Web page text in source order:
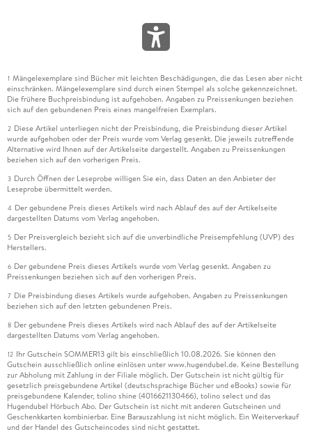
1 Mängelexemplare sind Bücher mit leichten Beschädigungen, die das Lesen aber nicht
einschränken. Mängelexemplare sind durch einen Stempel als solche gekennzeichnet.
Die frühere Buchpreisbindung ist aufgehoben. Angaben zu Preissenkungen beziehen
sich auf den gebundenen Preis eines mangelfreien Exemplars.
2 Diese Artikel unterliegen nicht der Preisbindung, die Preisbindung dieser Artikel
wurde aufgehoben oder der Preis wurde vom Verlag gesenkt. Die jeweils zutreffende
Alternative wird Ihnen auf der Artikelseite dargestellt. Angaben zu Preissenkungen
beziehen sich auf den vorherigen Preis.
3 Durch Öffnen der Leseprobe willigen Sie ein, dass Daten an den Anbieter der
Leseprobe übermittelt werden.
4 Der gebundene Preis dieses Artikels wird nach Ablauf des auf der Artikelseite
dargestellten Datums vom Verlag angehoben.
5 Der Preisvergleich bezieht sich auf die unverbindliche Preisempfehlung (UVP) des
Herstellers.
6 Der gebundene Preis dieses Artikels wurde vom Verlag gesenkt. Angaben zu
Preissenkungen beziehen sich auf den vorherigen Preis.
7 Die Preisbindung dieses Artikels wurde aufgehoben. Angaben zu Preissenkungen
beziehen sich auf den letzten gebundenen Preis.
8 Der gebundene Preis dieses Artikels wird nach Ablauf des auf der Artikelseite
dargestellten Datums vom Verlag angehoben.
12 Ihr Gutschein SOMMER13 gilt bis einschließlich 10.08.2026. Sie können den
Gutschein ausschließlich online einlösen unter www.hugendubel.de. Keine Bestellung
zur Abholung mit Zahlung in der Filiale möglich. Der Gutschein ist nicht gültig für
gesetzlich preisgebundene Artikel (deutschsprachige Bücher und eBooks) sowie für
preisgebundene Kalender, tolino shine (4016621130466), tolino select und das
Hugendubel Hörbuch Abo. Der Gutschein ist nicht mit anderen Gutscheinen und
Geschenkkarten kombinierbar. Eine Barauszahlung ist nicht möglich. Ein Weiterverkauf
und der Handel des Gutscheincodes sind nicht gestattet.